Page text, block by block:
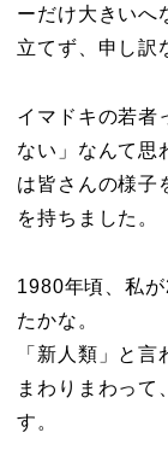
ーだけ大きいへ
立てず、申し訳
イマドキの若者
ない」なんて思
は皆さんの様子
を持ちました。
1980年頃、私
たかな。
「新人類」と言
まわりまわって
す。